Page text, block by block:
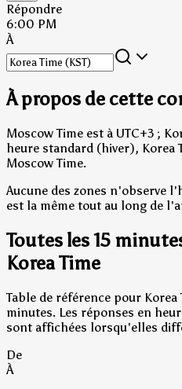
Répondre
6:00 PM
À
À propos de cette
Moscow Time est à UTC+3 ;
heure standard (hiver), Korea
Moscow Time.
Aucune des zones n'observe
est la même tout au long de
Toutes les 15
Korea Time
Table de référence pour
minutes. Les réponses en
sont affichées lorsqu'elles
De
À